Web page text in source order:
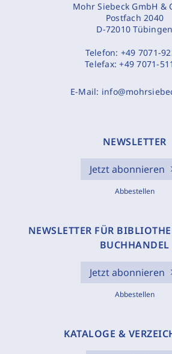
Mohr Siebeck GmbH &
Postfach 2040
D-72010 Tübingen
Telefon: +49 7071-
Telefax:+49 7071-
E-Mail:
NEWSLETTER
Jetzt abonnieren
Abbestellen
NEWSLETTER FÜR
BUCHHANDEL
Jetzt abonnieren
Abbestellen
KATALOGE &